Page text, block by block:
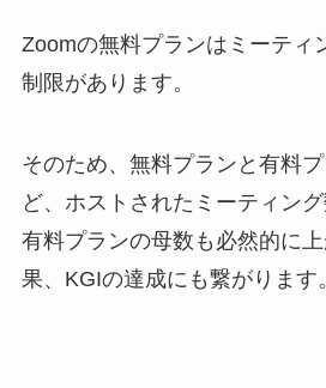
Zoomの無料プランはミーティ
制限があります。
そのため、無料プランと有料
ど、ホストされたミーティング
有料プランの母数も必然的に
果、KGIの達成にも繋がります。